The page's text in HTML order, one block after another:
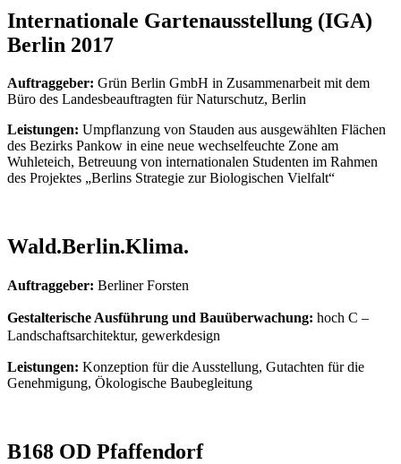
Internationale Gartenausstellung (IGA)
Berlin 2017
Auftraggeber: Grün Berlin GmbH in Zusammenarbeit mit dem
Büro des Landesbeauftragten für Naturschutz, Berlin
Leistungen: Umpflanzung von Stauden aus ausgewählten Flächen
des Bezirks Pankow in eine neue wechselfeuchte Zone am
Wuhleteich, Betreuung von internationalen Studenten im Rahmen
des Projektes „Berlins Strategie zur Biologischen Vielfalt“
Wald.Berlin.Klima.
Auftraggeber: Berliner Forsten
Gestalterische Ausführung und Bauüberwachung: hoch C –
Landschaftsarchitektur, gewerkdesign
Leistungen: Konzeption für die Ausstellung, Gutachten für die
Genehmigung, Ökologische Baubegleitung
B168 OD Pfaffendorf